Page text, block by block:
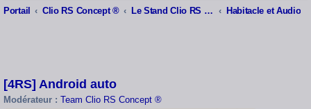
Portail Clio RS Concept ® Le Stand Clio RS Concept ® Habitacle et Audio
[4RS] Android auto
Modérateur : Team Clio RS Concept ®